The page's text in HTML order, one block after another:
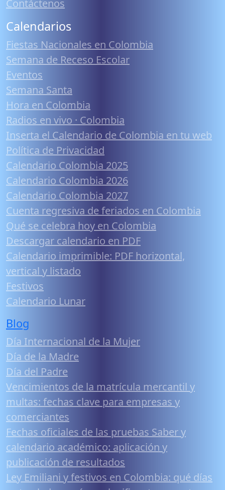
Contáctenos
Calendarios
Fiestas Nacionales en Colombia
Semana de Receso Escolar
Eventos
Semana Santa
Hora en Colombia
Radios en vivo · Colombia
Inserta el Calendario de Colombia en tu web
Política de Privacidad
Calendario Colombia 2025
Calendario Colombia 2026
Calendario Colombia 2027
Cuenta regresiva de feriados en Colombia
Qué se celebra hoy en Colombia
Descargar calendario en PDF
Calendario imprimible: PDF horizontal,
vertical y listado
Festivos
Calendario Lunar
Blog
Día Internacional de la Mujer
Día de la Madre
Día del Padre
Vencimientos de la matrícula mercantil y
multas: fechas clave para empresas y
comerciantes
Fechas oficiales de las pruebas Saber y
calendario académico: aplicación y
publicación de resultados
Ley Emiliani y festivos en Colombia: qué días